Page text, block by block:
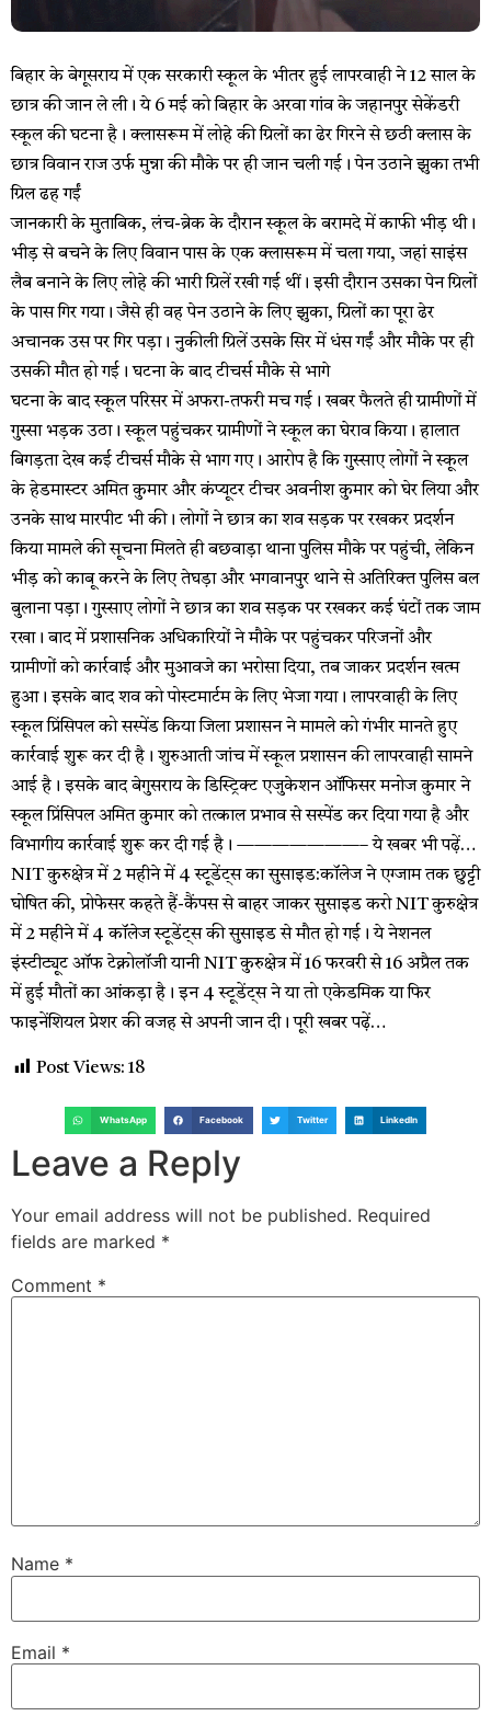
बिहार के बेगूसराय में एक सरकारी स्कूल के भीतर हुई लापरवाही ने 12 साल के
छात्र की जान ले ली। ये 6 मई को बिहार के अरवा गांव के जहानपुर सेकेंडरी
स्कूल की घटना है। क्लासरूम में लोहे की ग्रिलों का ढेर गिरने से छठी क्लास के
छात्र विवान राज उर्फ मुन्ना की मौके पर ही जान चली गई। पेन उठाने झुका तभी
ग्रिल ढह गईं
जानकारी के मुताबिक, लंच-ब्रेक के दौरान स्कूल के बरामदे में काफी भीड़ थी।
भीड़ से बचने के लिए विवान पास के एक क्लासरूम में चला गया, जहां साइंस
लैब बनाने के लिए लोहे की भारी ग्रिलें रखी गई थीं। इसी दौरान उसका पेन ग्रिलों
के पास गिर गया। जैसे ही वह पेन उठाने के लिए झुका, ग्रिलों का पूरा ढेर
अचानक उस पर गिर पड़ा। नुकीली ग्रिलें उसके सिर में धंस गईं और मौके पर ही
उसकी मौत हो गई। घटना के बाद टीचर्स मौके से भागे
घटना के बाद स्कूल परिसर में अफरा-तफरी मच गई। खबर फैलते ही ग्रामीणों में
गुस्सा भड़क उठा। स्कूल पहुंचकर ग्रामीणों ने स्कूल का घेराव किया। हालात
बिगड़ता देख कई टीचर्स मौके से भाग गए। आरोप है कि गुस्साए लोगों ने स्कूल
के हेडमास्टर अमित कुमार और कंप्यूटर टीचर अवनीश कुमार को घेर लिया और
उनके साथ मारपीट भी की। लोगों ने छात्र का शव सड़क पर रखकर प्रदर्शन
किया मामले की सूचना मिलते ही बछवाड़ा थाना पुलिस मौके पर पहुंची, लेकिन
भीड़ को काबू करने के लिए तेघड़ा और भगवानपुर थाने से अतिरिक्त पुलिस बल
बुलाना पड़ा। गुस्साए लोगों ने छात्र का शव सड़क पर रखकर कई घंटों तक जाम
रखा। बाद में प्रशासनिक अधिकारियों ने मौके पर पहुंचकर परिजनों और
ग्रामीणों को कार्रवाई और मुआवजे का भरोसा दिया, तब जाकर प्रदर्शन खत्म
हुआ। इसके बाद शव को पोस्टमार्टम के लिए भेजा गया। लापरवाही के लिए
स्कूल प्रिंसिपल को सस्पेंड किया जिला प्रशासन ने मामले को गंभीर मानते हुए
कार्रवाई शुरू कर दी है। शुरुआती जांच में स्कूल प्रशासन की लापरवाही सामने
आई है। इसके बाद बेगुसराय के डिस्ट्रिक्ट एजुकेशन ऑफिसर मनोज कुमार ने
स्कूल प्रिंसिपल अमित कुमार को तत्काल प्रभाव से सस्पेंड कर दिया गया है और
विभागीय कार्रवाई शुरू कर दी गई है। ———————– ये खबर भी पढ़ें…
NIT कुरुक्षेत्र में 2 महीने में 4 स्‍टूडेंट्स का सुसाइड:कॉलेज ने एग्‍जाम तक छुट्टी
घोषित की, प्रोफेसर कहते हैं-कैंपस से बाहर जाकर सुसाइड करो NIT कुरुक्षेत्र
में 2 महीने में 4 कॉलेज स्टूडेंट्स की सुसाइड से मौत हो गई। ये नेशनल
इंस्टीट्यूट ऑफ टेक्नोलॉजी यानी NIT कुरुक्षेत्र में 16 फरवरी से 16 अप्रैल तक
में हुई मौतों का आंकड़ा है। इन 4 स्टूडेंट्स ने या तो एकेडमिक या फिर
फाइनेंशियल प्रेशर की वजह से अपनी जान दी। पूरी खबर पढ़ें…
Post Views: 18
WhatsApp Facebook Twitter LinkedIn
Leave a Reply
Your email address will not be published. Required
fields are marked *
Comment *
Name *
Email *